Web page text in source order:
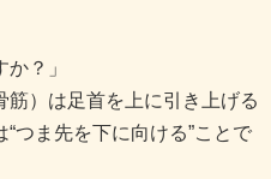
？」
筋）は足首を上に引き上げる
つま先を下に向ける”ことで